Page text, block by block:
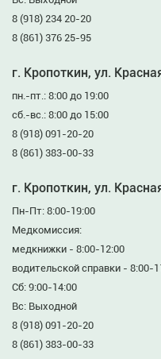
8 (918) 234 20-20
8 (861) 376 25-95
г. Кропоткин, ул.
пн.-пт.: 8:00 до 19:00
сб.-вс.: 8:00 до 15:00
8 (918) 091-20-20
8 (861) 383-00-33
г. Кропоткин, ул.
Пн-Пт: 8:00-19:00
Медкомиссия:
медкнижки - 8:00-12:00
водительской справки - 8:00-
Сб: 9:00-14:00
Вс: Выходной
8 (918) 091-20-20
8 (861) 383-00-33